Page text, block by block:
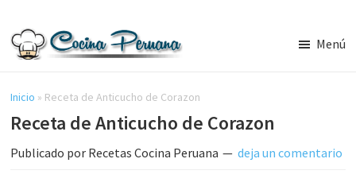
contenido
lateral
principal
Cocina
Peruana,
Recetas
de
Comida
Menú
Inicio » Receta de Anticucho de Corazon
Receta de Anticucho de Corazon
Publicado por Recetas Cocina Peruana deja un comentario